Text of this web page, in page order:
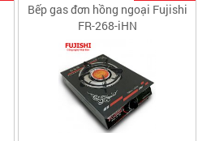
Bếp gas đơn hồng ngoại Fujishi
FR-268-iHN